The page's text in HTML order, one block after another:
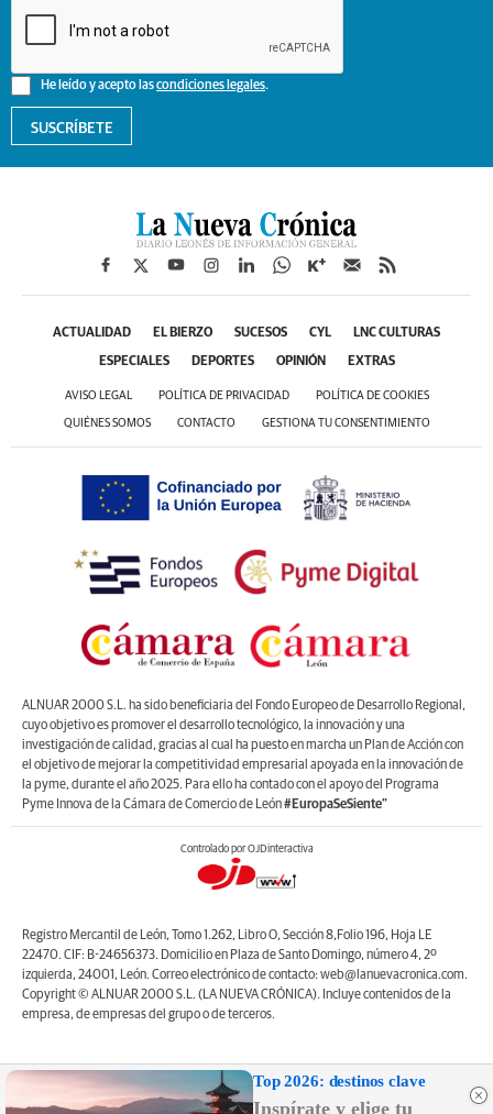
He leído y acepto lascondiciones legales.
SUSCRÍBETE
ACTUALIDAD EL BIERZO SUCESOS CYL LNC CULTURAS
ESPECIALES DEPORTES OPINIÓN EXTRAS
AVISO LEGAL POLÍTICA DE PRIVACIDAD POLÍTICA DE COOKIES
QUIÉNES SOMOS CONTACTO GESTIONA TU CONSENTIMIENTO
ALNUAR 2000 S.L. ha sido beneficiaria del Fondo Europeo de Desarrollo Regional,
cuyo objetivo es promover el desarrollo tecnológico, la innovación y una
investigación de calidad, gracias al cual ha puesto en marcha un Plan de Acción con
el objetivo de mejorar la competitividad empresarial apoyada en la innovación de
la pyme, durante el año 2025. Para ello ha contado con el apoyo del Programa
Pyme Innova de la Cámara de Comercio de León#EuropaSeSiente”
Controlado por OJDinteractiva
Registro Mercantil de León, Tomo 1.262, Libro O, Sección 8,Folio 196, Hoja LE
22470. CIF: B-24656373. Domicilio en Plaza de Santo Domingo, número 4, 2º
izquierda, 24001, León. Correo electrónico de contacto: web@lanuevacronica.com.
Copyright © ALNUAR 2000 S.L. (LA NUEVA CRÓNICA). Incluye contenidos de la
empresa, de empresas del grupo o de terceros.
Top 2026: destinos clave
Inspírate y elige tu